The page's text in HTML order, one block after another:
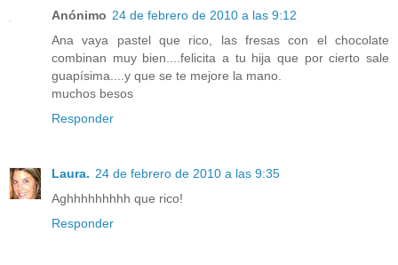
Anónimo 24 de febrero de 2010 a las 9:12
Ana vaya pastel que rico, las fresas con el chocolate
combinan muy bien....felicita a tu hija que por cierto sale
guapísima....y que se te mejore la mano.
muchos besos
Responder
Laura. 24 de febrero de 2010 a las 9:35
Aghhhhhhhhh que rico!
Responder